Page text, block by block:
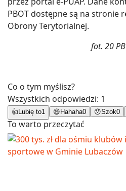
PBOT dostępne są na stronie
Obrony Terytorialnej.
fot. 20
Co o tym myślisz?
Wszystkich odpowiedzi: 1
👍 Lubię to1 😄 Hahaha0 😯Szok0
To warto przeczytać